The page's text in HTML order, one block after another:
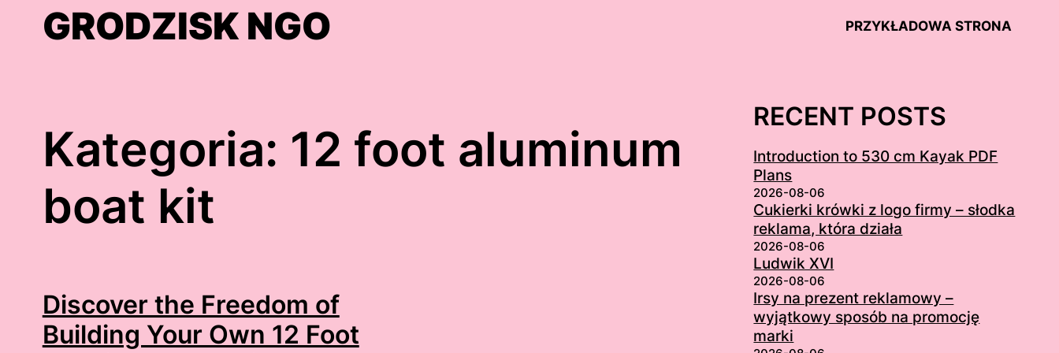
GRODZISK NGO PRZYKŁADOWA STRONA
Kategoria: 12 foot aluminum
boat kit
Discover the Freedom of
Building Your Own 12 Foot
RECENT POSTS
Introduction to 530 cm Kayak PDF
Plans
2026-08-06
Cukierki krówki z logo firmy – słodka
reklama, która działa
2026-08-06
Ludwik XVI
2026-08-06
Irsy na prezent reklamowy –
wyjątkowy sposób na promocję
marki